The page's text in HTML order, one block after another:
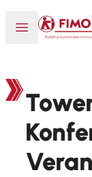
Menü öffnen
Zurück zur